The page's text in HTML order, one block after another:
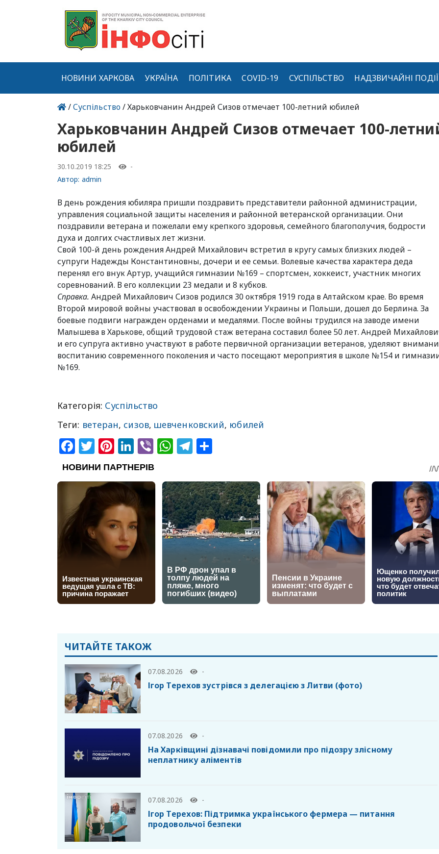
НОВИНИ ХАРКОВА УКРАЇНА ПОЛІТИКА COVID-19 СУСПІЛЬСТВО НАДЗВИЧАЙНІ ПОДІЇ
/Суспільство/ Харьковчанин Андрей Сизов отмечает 100-летний юбилей
Харьковчанин Андрей Сизов отмечает 100-
юбилей
30.10.2019 18:25
-
Автор: admin
В день рождения юбиляра пришли поздравить представители районной администрации,
управления социальной защиты населения и районной ветеранской организации. Они
поздравили ветерана и пожелали ему крепкого здоровья, семейного благополучия, бодрости
духа и долгих счастливых лет жизни.
Свой 100-й день рождения Андрей Михайлович встретил в кругу самых близких людей –
супруги Надежды Константиновны, дочери и ее семьи. Волевые качества характера деда
перенял его внук Артур, учащийся гимназии №169 – спортсмен, хоккеист, участник многих
соревнований. В его коллекции 23 медали и 8 кубков.
Справка. Андрей Михайлович Сизов родился 30 октября 1919 года в Алтайском крае. Во время
Второй мировой войны участвовал в освобождении Украины и Польши, дошел до Берлина. За
боевые подвиги награжден орденами и медалями. После войны трудился на заводе имени
Малышева в Харькове, общий трудовой стаж ветерана составил более 50 лет. Андрей
и его супруга активно участвуют в работе первичной организации ветеранов, уделяют
воспитанию современного поколения и часто посещают мероприятия в школе №154 и
№169.
Категорія: Суспільство
Теги: ветеран, сизов, шевченковский, юбилей
Facebook
Twitter
Pinterest
LinkedIn
ViberWhatsApp
Telegram
ЧИТАЙТЕ ТАКОЖ
07.08.2026 -
Ігор Терехов зустрівся з делегацією з Литви (фото)
07.08.2026 -
На Харківщині дізнавачі повідомили про підозру злісному
неплатнику аліментів
07.08.2026 -
Ігор Терехов: Підтримка українського фермера — питання
продовольчої безпеки